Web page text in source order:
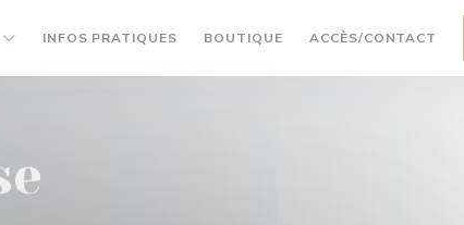
INFOS PRATIQUES BOUTIQUE((OUVRE UNE
ACCÈS/CONTACT